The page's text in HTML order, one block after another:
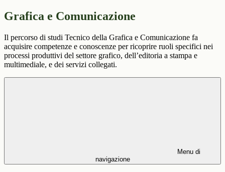
Grafica e Comunicazione
Il percorso di studi Tecnico della Grafica e Comunicazione fa
acquisire competenze e conoscenze per ricoprire ruoli specifici nei
processi produttivi del settore grafico, dell’editoria a stampa e
multimediale, e dei servizi collegati.
Menu di
navigazione